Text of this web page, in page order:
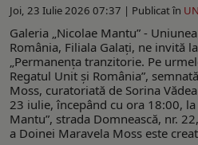
Joi, 23 Iulie 2026 07:37 | Publicat în
Galeria „Nicolae Mantu” -
România, Filiala Galați, ne invită
„Permanența tranzitorie. Pe
Regatul Unit și România”,
Moss, curatoriată de Sorina
23 iulie, începând cu ora 18:00,
Mantu”, strada Domnească, nr.
a Doinei Maravela Moss este